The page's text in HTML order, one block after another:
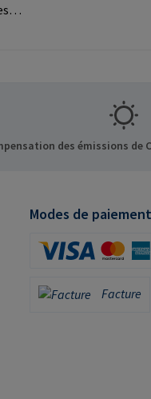
des émissions de
Modes de paiement
Facture
Facture